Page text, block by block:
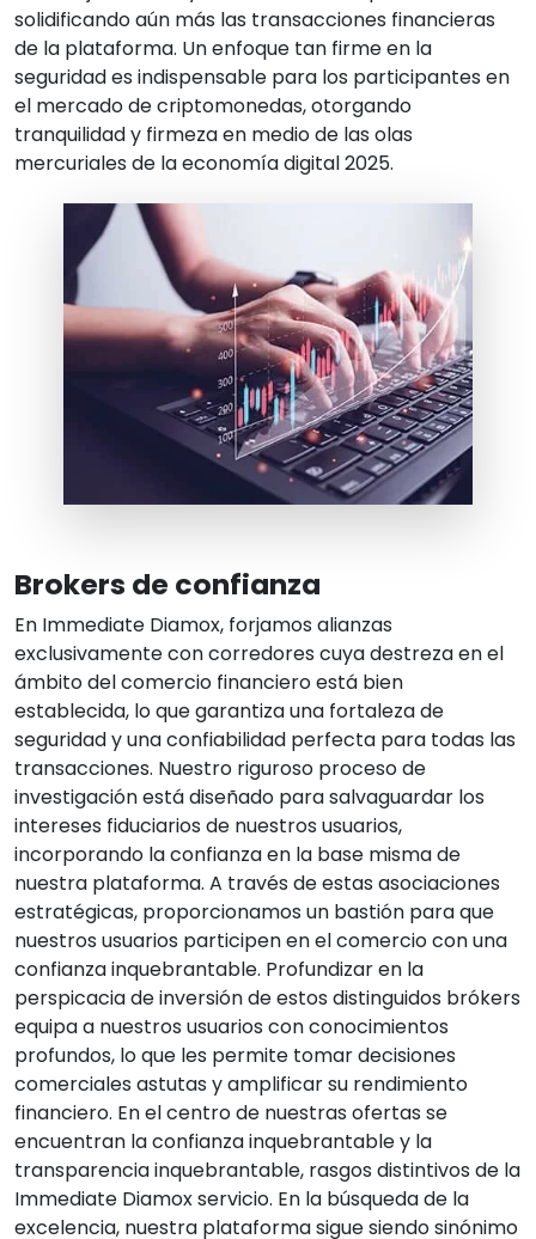
solidificando aún más las transacciones financieras
de la plataforma. Un enfoque tan firme en la
seguridad es indispensable para los participantes en
el mercado de criptomonedas, otorgando
tranquilidad y firmeza en medio de las olas
mercuriales de la economía digital 2025.
Brokers de confianza
En Immediate Diamox, forjamos alianzas
exclusivamente con corredores cuya destreza en el
ámbito del comercio financiero está bien
establecida, lo que garantiza una fortaleza de
seguridad y una confiabilidad perfecta para todas las
transacciones. Nuestro riguroso proceso de
investigación está diseñado para salvaguardar los
intereses fiduciarios de nuestros usuarios,
incorporando la confianza en la base misma de
nuestra plataforma. A través de estas asociaciones
estratégicas, proporcionamos un bastión para que
nuestros usuarios participen en el comercio con una
confianza inquebrantable. Profundizar en la
perspicacia de inversión de estos distinguidos brókers
equipa a nuestros usuarios con conocimientos
profundos, lo que les permite tomar decisiones
comerciales astutas y amplificar su rendimiento
financiero. En el centro de nuestras ofertas se
encuentran la confianza inquebrantable y la
transparencia inquebrantable, rasgos distintivos de la
Immediate Diamoxservicio. En la búsqueda de la
excelencia, nuestra plataforma sigue siendo sinónimo